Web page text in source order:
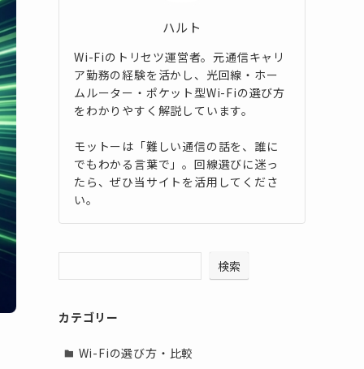
ハルト
Wi-Fiのトリセツ運営者。元通信キャリ
ア勤務の経験を活かし、光回線・ホー
ムルーター・ポケット型Wi-Fiの選び方
をわかりやすく解説しています。
モットーは「難しい通信の話を、誰に
でもわかる言葉で」。回線選びに迷っ
たら、ぜひ当サイトを活用してくださ
い。
検索
カテゴリー
Wi-Fiの選び方・比較